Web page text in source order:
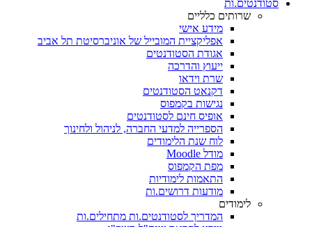
סטודנטים.ות
שרותים כלליים
מידע אישי
אפליקציית המובייל של אוניברסיטת תל אביב
אגודת הסטודנטים
ייעוץ והדרכה
שרת וידאו
דקנאט הסטודנטים
נגישות בקמפוס
אופיס חינם לסטודנטים
הספרייה למדעי החברה, לניהול ולחינוך
לוח שנת הלימודים
מודל Moodle
מפת הקמפוס
התאמות לימודיות
מודעות דרושים.ות
לימודים
המדריך לסטודנטים.ות מתחילים.ות